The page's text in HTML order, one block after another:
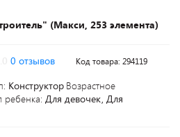
(Макси, 253 элемента)
0 отзывов Код товара: 294119
Конструктор Возрастное
ребенка: Для девочек, Для